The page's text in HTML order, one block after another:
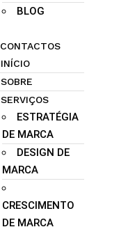
BLOG
CONTACTOS
INÍCIO
SOBRE
SERVIÇOS
ESTRATÉGIA
DE MARCA
DESIGN DE
MARCA
CRESCIMENTO
DE MARCA